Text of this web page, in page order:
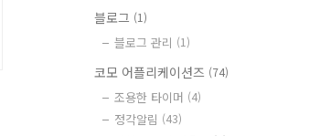
블로그 (1)
블로그 관리 (1)
코모 어플리케이션즈 (74)
조용한 타이머 (4)
정각알림 (43)